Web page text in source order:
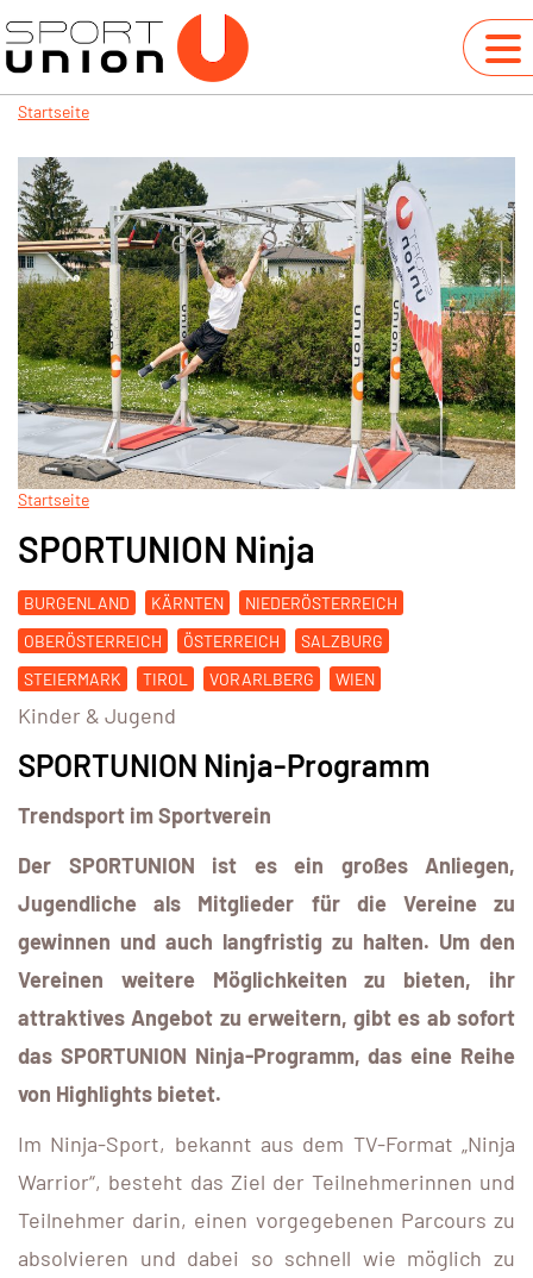
Startseite
Startseite
SPORTUNION Ninja
BURGENLAND KÄRNTEN
NIEDERÖSTERREICH
OBERÖSTERREICH
ÖSTERREICH
SALZBURG
STEIERMARK
TIROL VORARLBERG WIEN
Kinder & Jugend
SPORTUNION Ninja-Programm
Trendsport im Sportverein
Der SPORTUNION ist es ein großes Anliegen,
Jugendliche als Mitglieder für die Vereine zu
gewinnen und auch langfristig zu halten. Um den
Vereinen weitere Möglichkeiten zu bieten, ihr
attraktives Angebot zu erweitern, gibt es ab sofort
das SPORTUNION Ninja-Programm, das eine Reihe
von Highlights bietet.
Im Ninja-Sport, bekannt aus dem TV-Format „Ninja
Warrior“, besteht das Ziel der Teilnehmerinnen und
Teilnehmer darin, einen vorgegebenen Parcours zu
absolvieren und dabei so schnell wie möglich zu